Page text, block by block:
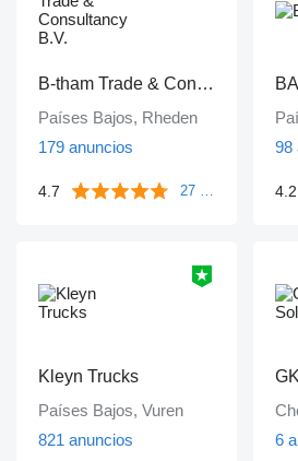
B-tham Trade & Consultancy B.V.
Países Bajos, Rheden
179 anuncios
4.7 27 reseñas
98
4.2
Kleyn Trucks
Países Bajos, Vuren
821 anuncios
6